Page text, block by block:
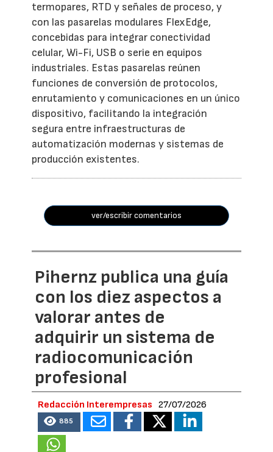
termopares, RTD y señales de proceso, y
con las pasarelas modulares FlexEdge,
concebidas para integrar conectividad
celular, Wi-Fi, USB o serie en equipos
industriales. Estas pasarelas reúnen
funciones de conversión de protocolos,
enrutamiento y comunicaciones en un único
dispositivo, facilitando la integración
segura entre infraestructuras de
automatización modernas y sistemas de
producción existentes.
ver/escribir comentarios
Pihernz publica una guía
con los diez aspectos a
valorar antes de
adquirir un sistema de
radiocomunicación
profesional
Redacción Interempresas 27/07/2026
885